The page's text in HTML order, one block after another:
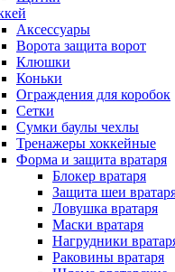
Аксессуары
Ворота защита ворот
Клюшки
Коньки
Ограждения для коробок
Сетки
Сумки баулы чехлы
Тренажеры хоккейные
Форма и защита вратаря
Блокер вратаря
Защита шеи
Ловушка вратаря
Маски вратаря
Нагрудники
Раковины вратаря